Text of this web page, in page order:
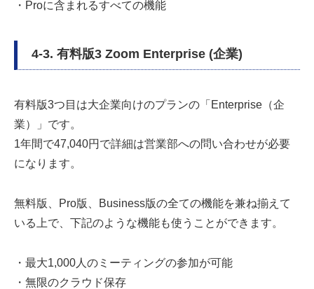
・Proに含まれるすべての機能
4-3. 有料版3 Zoom Enterprise (企業)
有料版3つ目は大企業向けのプランの「Enterprise（企
業）」です。
1年間で47,040円で詳細は営業部への問い合わせが必要
になります。
無料版、Pro版、Business版の全ての機能を兼ね揃えて
いる上で、下記のような機能も使うことができます。
・最大1,000人のミーティングの参加が可能
・無限のクラウド保存